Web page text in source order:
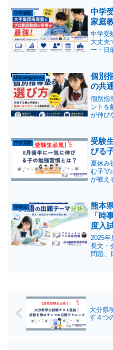
します
中学受験
中学
家庭
中学受
大丈夫
ー・日
トを解
計画、
す。
Uncategorized
個別
の共
個別指
ントを
が伸び
中学受験
受験
びる
夏休み
む子”
が教え
講も受
中学生
熊本
「時
度入
2025年
長文・
問題、
大分県
す４つ